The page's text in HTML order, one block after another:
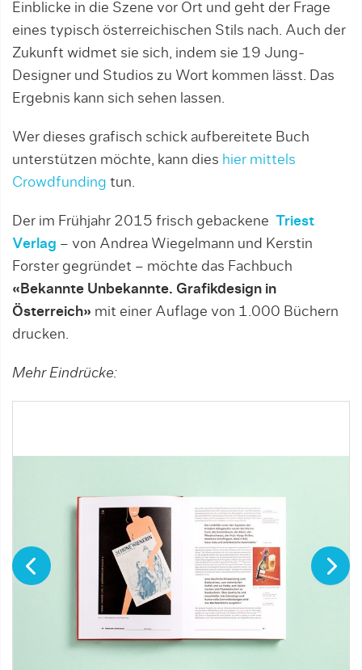
Einblicke in die Szene vor Ort und geht der Frage
eines typisch österreichischen Stils nach. Auch der
Zukunft widmet sie sich, indem sie 19 Jung-
Designer und Studios zu Wort kommen lässt. Das
Ergebnis kann sich sehen lassen.
Wer dieses grafisch schick aufbereitete Buch
unterstützen möchte, kann dies hier mittels
Crowdfunding tun.
Der im Frühjahr 2015 frisch gebackene Triest
Verlag – von Andrea Wiegelmann und Kerstin
Forster gegründet – möchte das Fachbuch
«Bekannte Unbekannte. Grafikdesign in
Österreich» mit einer Auflage von 1.000 Büchern
drucken.
Mehr Eindrücke: